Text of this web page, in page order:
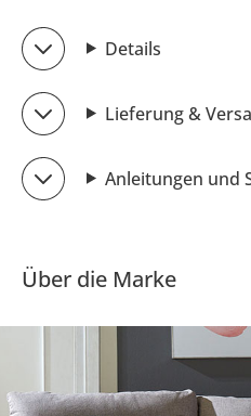
Details
Lieferung &
Anleitungen und
Über die Marke